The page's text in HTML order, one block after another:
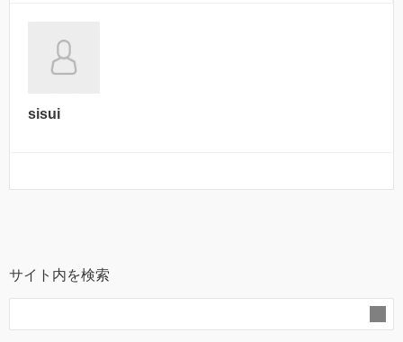
sisui
サイト内を検索